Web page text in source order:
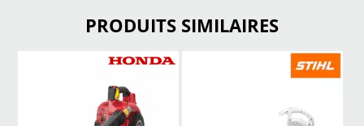
PRODUITS SIMILAIRES